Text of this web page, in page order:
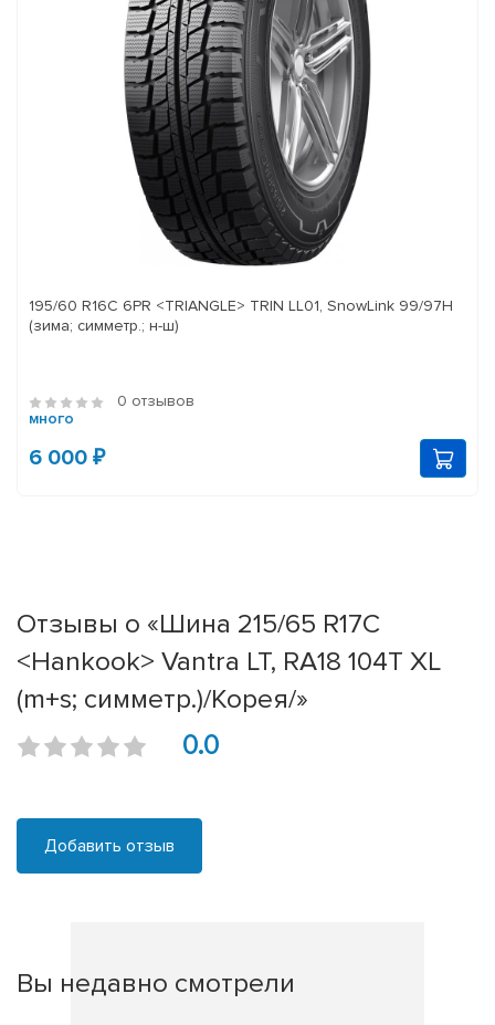
195/60 R16C 6PR <TRIANGLE> TRIN LL01, SnowLink 99/97H
(зима; симметр.; н-ш)
0 отзывов
много
6 000 ₽
Отзывы о «Шина 215/65 R17C
<Hankook> Vantra LT, RA18 104T XL
(m+s; симметр.)/Корея/»
0.0
Добавить отзыв
Вы недавно смотрели